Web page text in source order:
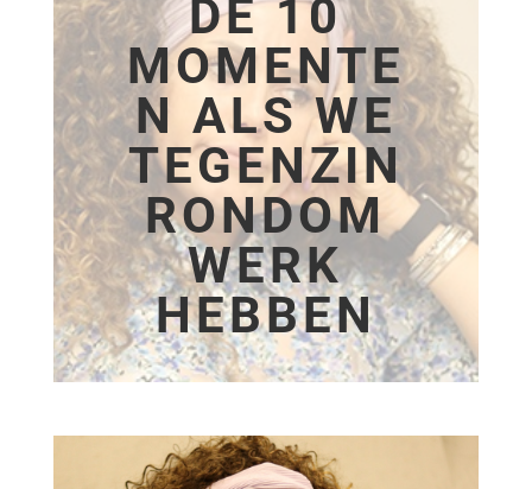
DE 10
MOMENTE
N ALS WE
TEGENZIN
RONDOM
WERK
HEBBEN